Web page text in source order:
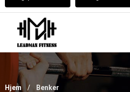
Hjem Benker